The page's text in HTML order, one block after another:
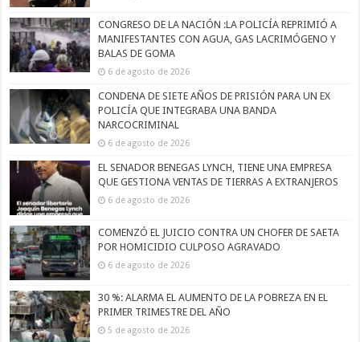
CONGRESO DE LA NACIÓN :LA POLICÍA REPRIMIÓ A
MANIFESTANTES CON AGUA, GAS LACRIMÓGENO Y
BALAS DE GOMA
6 de agosto de 2026
CONDENA DE SIETE AÑOS DE PRISIÓN PARA UN EX
POLICÍA QUE INTEGRABA UNA BANDA
NARCOCRIMINAL
6 de agosto de 2026
EL SENADOR BENEGAS LYNCH, TIENE UNA EMPRESA
QUE GESTIONA VENTAS DE TIERRAS A EXTRANJEROS
6 de agosto de 2026
COMENZÓ EL JUICIO CONTRA UN CHOFER DE SAETA
POR HOMICIDIO CULPOSO AGRAVADO
6 de agosto de 2026
30 %: ALARMA EL AUMENTO DE LA POBREZA EN EL
PRIMER TRIMESTRE DEL AÑO
5 de agosto de 2026